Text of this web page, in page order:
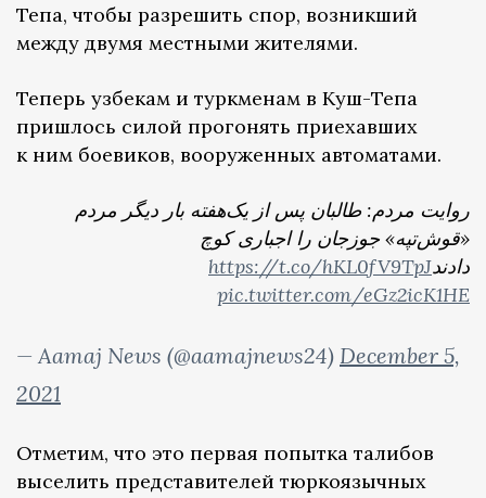
Тепа, чтобы разрешить спор, возникший
между двумя местными жителями.
Теперь узбекам и туркменам в Куш-Тепа
пришлось силой прогонять приехавших
к ним боевиков, вооруженных автоматами.
روایت مردم: طالبان پس از یک‌هفته بار دیگر مردم
«قوش‌تپه» جوزجان را اجباری کوچ
دادندhttps://t.co/hKL0fV9TpJ
pic.twitter.com/eGz2icK1HE
— Aamaj News (@aamajnews24) December 5,
2021
Отметим, что это первая попытка талибов
выселить представителей тюркоязычных